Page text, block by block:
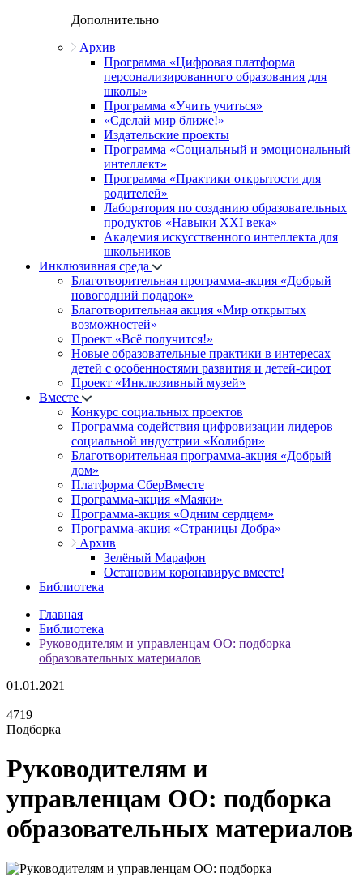
Дополнительно
Архив
Программа «Цифровая платформа
персонализированного образования для
школы»
Программа «Учить учиться»
«Сделай мир ближе!»
Издательские проекты
Программа «Социальный и эмоциональный
интеллект»
Программа «Практики открытости для
родителей»
Лаборатория по созданию образовательных
продуктов «Навыки XXI века»
Академия искусственного интеллекта для
школьников
Инклюзивная среда
Благотворительная программа-акция «Добрый
новогодний подарок»
Благотворительная акция «Мир открытых
возможностей»
Проект «Всё получится!»
Новые образовательные практики в интересах
детей с особенностями развития и детей-сирот
Проект «Инклюзивный музей»
Вместе
Конкурс социальных проектов
Программа содействия цифровизации лидеров
социальной индустрии «Колибри»
Благотворительная программа-акция «Добрый
дом»
Платформа СберВместе
Программа-акция «Маяки»
Программа-акция «Одним сердцем»
Программа-акция «Страницы Добра»
Архив
Зелёный Марафон
Остановим коронавирус вместе!
Библиотека
Главная
Библиотека
Руководителям и управленцам ОО: подборка
образовательных материалов
01.01.2021
4719
Подборка
Руководителям и
управленцам ОО: подборка
образовательных материалов